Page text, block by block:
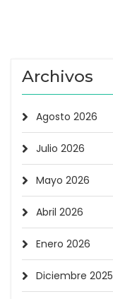
Archivos
Agosto 2026
Julio 2026
Mayo 2026
Abril 2026
Enero 2026
Diciembre 2025